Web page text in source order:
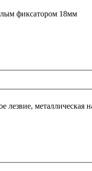
фиксатором 18мм
металлическая